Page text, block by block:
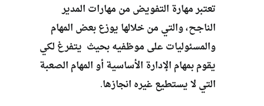
تعتبر مهارة التفويض من مهارات المدير
الناجح، والتي من خلالها يوزع بعض المهام
والمسئوليات على موظفيه بحيث يتفرغ لكي
يقوم بمهام الإدارة الأساسية أو المهام الصعبة
التي لا يستطيع غيره انجازها.